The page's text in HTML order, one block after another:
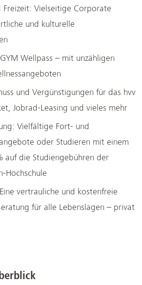
Freizeit: Vielseitige Corporate
und kulturelle
Wellpass – mit unzähligen
und Vergünstigungen für das hvv
Jobrad-Leasing und vieles mehr
Vielfältige Fort- und
oder Studieren mit einem
auf die Studiengebühren der
Hochschule
vertrauliche und kostenfreie
für alle Lebenslagen – privat